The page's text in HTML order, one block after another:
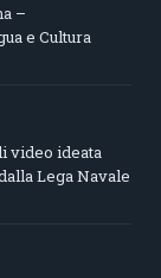
–
e Cultura
video ideata
Lega Navale